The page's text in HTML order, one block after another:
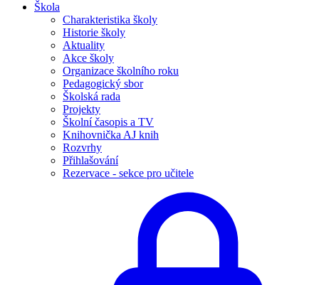
Škola
Charakteristika školy
Historie školy
Aktuality
Akce školy
Organizace školního roku
Pedagogický sbor
Školská rada
Projekty
Školní časopis a TV
Knihovnička AJ knih
Rozvrhy
Přihlašování
Rezervace - sekce pro učitele